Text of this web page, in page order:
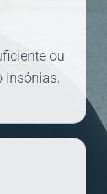
ou
insónias.